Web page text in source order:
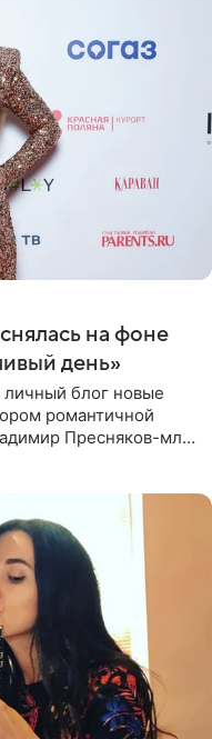
на фоне
день»
блог новые
романтичной
Пресняков-мл.